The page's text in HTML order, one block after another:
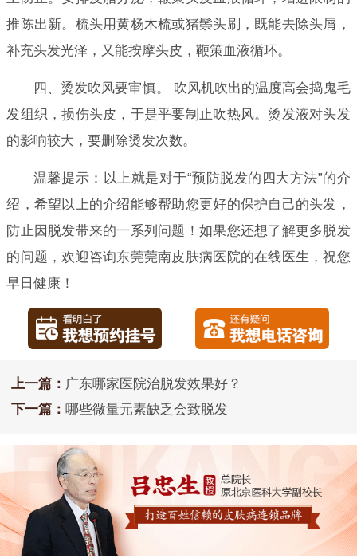
推陈出新。梳头用黄杨木梳或猪鬃头刷，既能去除头屑，
补充头发光泽，又能按摩头皮，鞭策血液循环。
四、烫发吹风要审慎。 吹风机吹出的温度高会捣鬼毛
发组织，损伤头皮，于是乎要制止吹热风。烫发液对头发
的影响较大，要删除烫发次数。
温馨提示：以上就是对于“预防脱发的四大方法”的介
绍，希望以上的介绍能够帮助您更好的保护自己的头发，
防止因脱发带来的一系列问题！如果您还想了解更多脱发
的问题，欢迎咨询东莞莞南皮肤病医院的在线医生，祝您
早日健康！
上一篇： 广东哪家医院治脱发效果好？
下一篇： 哪些微量元素缺乏会致脱发